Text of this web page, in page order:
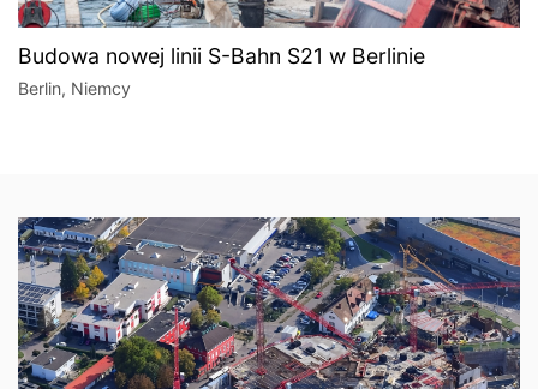
Budowa nowej linii S-Bahn S21 w Berlinie
Berlin, Niemcy